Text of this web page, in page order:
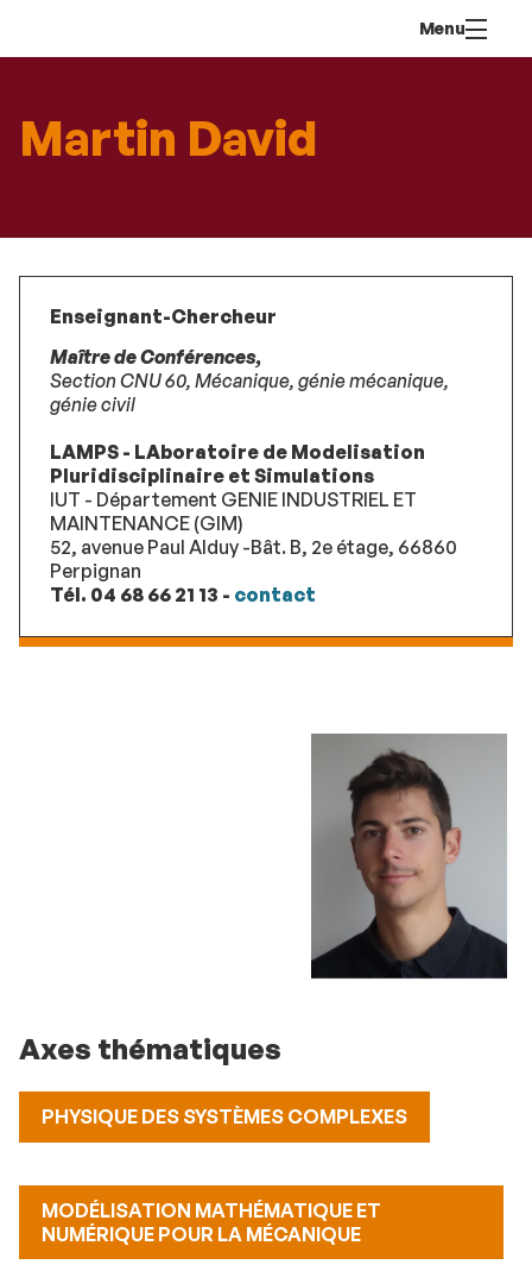
contenu
Menu
Martin David
Enseignant-Chercheur
Maître de Conférences,
Section CNU 60, Mécanique, génie mécanique,
génie civil
LAMPS - LAboratoire de Modelisation
Pluridisciplinaire et Simulations
IUT - Département GENIE INDUSTRIEL ET
MAINTENANCE (GIM)
52, avenue Paul Alduy -Bât. B, 2e étage, 66860
Perpignan
Tél. 04 68 66 21 13 - contact
Axes thématiques
PHYSIQUE DES SYSTÈMES COMPLEXES
MODÉLISATION MATHÉMATIQUE ET
NUMÉRIQUE POUR LA MÉCANIQUE